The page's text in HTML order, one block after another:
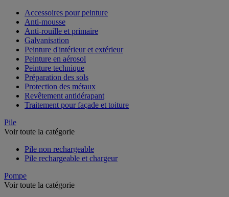
Accessoires pour peinture
Anti-mousse
Anti-rouille et primaire
Galvanisation
Peinture d'intérieur et extérieur
Peinture en aérosol
Peinture technique
Préparation des sols
Protection des métaux
Revêtement antidérapant
Traitement pour façade et toiture
Pile
Voir toute la catégorie
Pile non rechargeable
Pile rechargeable et chargeur
Pompe
Voir toute la catégorie